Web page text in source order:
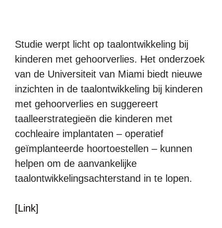
Studie werpt licht op taalontwikkeling bij
kinderen met gehoorverlies. Het onderzoek
van de Universiteit van Miami biedt nieuwe
inzichten in de taalontwikkeling bij kinderen
met gehoorverlies en suggereert
taalleerstrategieën die kinderen met
cochleaire implantaten – operatief
geïmplanteerde hoortoestellen – kunnen
helpen om de aanvankelijke
taalontwikkelingsachterstand in te lopen.
[Link]